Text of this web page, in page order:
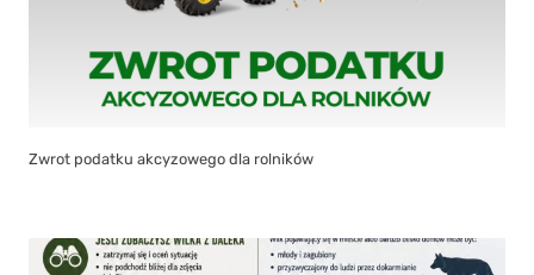
Zwrot podatku akcyzowego dla rolników